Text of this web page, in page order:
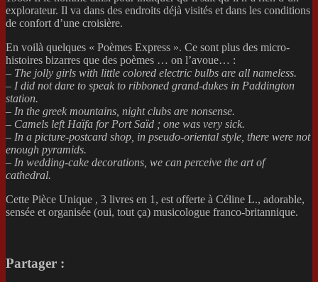
explorateur. Il va dans des endroits déjà visités et dans les conditions
de confort d’une croisière.
En voilà quelques « Poèmes Express ». Ce sont plus des micro-
histoires bizarres que des poèmes … on l’avoue… :
– The jolly girls with little colored electric bulbs are all nameless.
– I did not dare to speak to ribboned grand-dukes in Paddington
station.
– In the greek mountains, night clubs are nonsense.
– Camels left Haïfa for Port Saïd ; one was very sick.
– In a picture-postcard shop, in pseudo-oriental style, there were not
enough pyramids.
– In wedding-cake decorations, we can perceive the art of
cathedral.
Cette Pièce Unique , 3 livres en 1, est offerte à Céline L., adorable,
sensée et organisée (oui, tout ça) musicologue franco-britannique.
Partager :